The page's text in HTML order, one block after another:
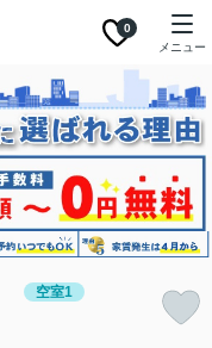
0
メニュー
空室1